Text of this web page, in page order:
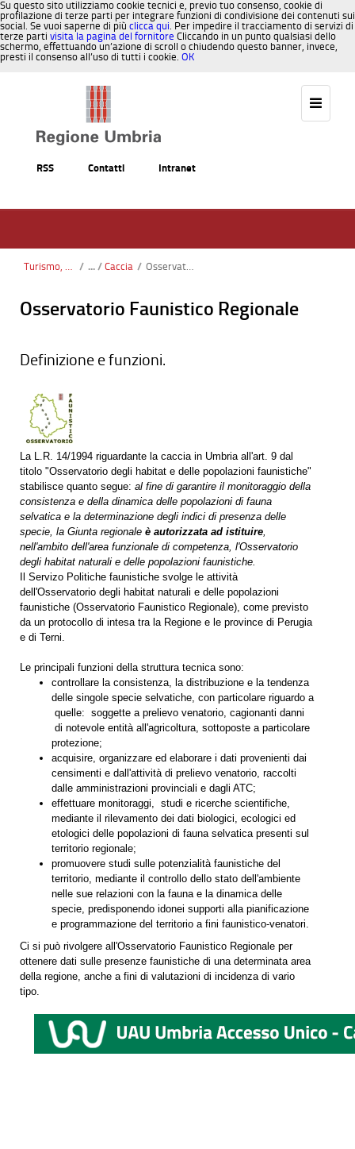
Su questo sito utilizziamo cookie tecnici e, previo tuo consenso, cookie di
profilazione di terze parti per integrare funzioni di condivisione dei contenuti sui
social. Se vuoi saperne di più clicca qui. Per impedire il tracciamento di servizi di
terze parti visita la pagina del fornitore Cliccando in un punto qualsiasi dello
schermo, effettuando un’azione di scroll o chiudendo questo banner, invece,
presti il consenso all’uso di tutti i cookie. OK
RSS Contatti Intranet
Turismo, Sport, Caccia, Pesca / Caccia / Osservatorio faunistico
Osservatorio Faunistico Regionale
Definizione e funzioni.
La L.R. 14/1994 riguardante la caccia in Umbria all'art. 9 dal
titolo "Osservatorio degli habitat e delle popolazioni faunistiche"
stabilisce quanto segue: al fine di garantire il monitoraggio della
consistenza e della dinamica delle popolazioni di fauna
selvatica e la determinazione degli indici di presenza delle
specie, la Giunta regionale è autorizzata ad istituire
nell'ambito dell'area funzionale di competenza, l'Osservatorio
degli habitat naturali e delle popolazioni faunistiche.
Il Servizo Politiche faunistiche svolge le attività
dell'Osservatorio degli habitat naturali e delle popolazioni
faunistiche (Osservatorio Faunistico Regionale), come previsto
da un protocollo di intesa tra la Regione e le province di Perugia
e di Terni.
Le principali funzioni della struttura tecnica sono:
controllare la consistenza, la distribuzione e la tendenza
delle singole specie selvatiche, con particolare riguardo a
quelle: soggette a prelievo venatorio, cagionanti danni
di notevole entità all'agricoltura, sottoposte a particolare
protezione;
acquisire, organizzare ed elaborare i dati provenienti dai
censimenti e dall'attività di prelievo venatorio, raccolti
dalle amministrazioni provinciali e dagli ATC;
effettuare monitoraggi, studi e ricerche scientifiche,
mediante il rilevamento dei dati biologici, ecologici ed
etologici delle popolazioni di fauna selvatica presenti sul
territorio regionale;
promuovere studi sulle potenzialità faunistiche del
territorio, mediante il controllo dello stato dell'ambiente
nelle sue relazioni con la fauna e la dinamica delle
specie, predisponendo idonei supporti alla pianificazione
e programmazione del territorio a fini faunistico-venatori.
Ci si può rivolgere all'Osservatorio Faunistico Regionale per
ottenere dati sulle presenze faunistiche di una determinata area
della regione, anche a fini di valutazioni di incidenza di vario
tipo.